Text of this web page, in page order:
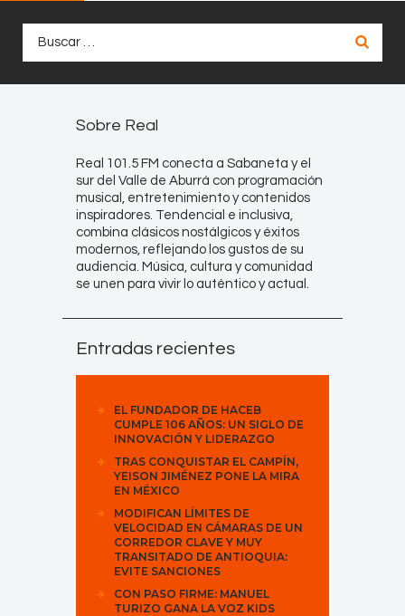
Sobre Real
Real 101.5 FM conecta a Sabaneta y el
sur del Valle de Aburrá con programación
musical, entretenimiento y contenidos
inspiradores. Tendencial e inclusiva,
combina clásicos nostálgicos y éxitos
modernos, reflejando los gustos de su
audiencia. Música, cultura y comunidad
se unen para vivir lo auténtico y actual.
Entradas recientes
EL FUNDADOR DE HACEB
CUMPLE 106 AÑOS: UN SIGLO DE
INNOVACIÓN Y LIDERAZGO
TRAS CONQUISTAR EL CAMPÍN,
YEISON JIMÉNEZ PONE LA MIRA
EN MÉXICO
MODIFICAN LÍMITES DE
VELOCIDAD EN CÁMARAS DE UN
CORREDOR CLAVE Y MUY
TRANSITADO DE ANTIOQUIA:
EVITE SANCIONES
CON PASO FIRME: MANUEL
TURIZO GANA LA VOZ KIDS